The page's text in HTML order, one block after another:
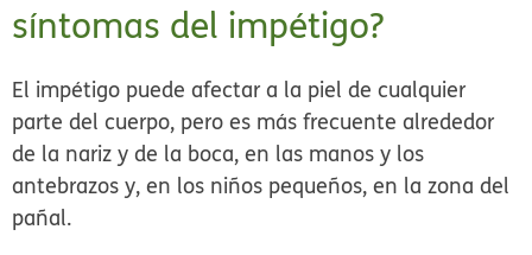
síntomas del impétigo?
El impétigo puede afectar a la piel de cualquier
parte del cuerpo, pero es más frecuente alrededor
de la nariz y de la boca, en las manos y los
antebrazos y, en los niños pequeños, en la zona del
pañal.